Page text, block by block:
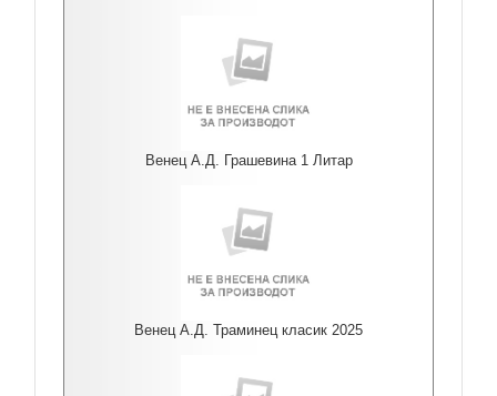
Венец А.Д. Грашевина 1 Литар
Венец А.Д. Траминец класик 2025